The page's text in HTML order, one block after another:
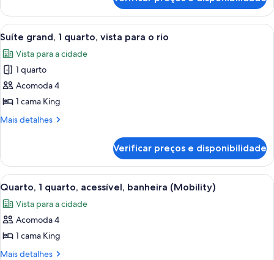
King
e
sofá-
cama,
sacada,
vista
para
o
rio
1
cama
King
sofá-
cama,
sacada,
vista
para
rio
Carrega
todas
as
fotos
de
Suíte
grand,
vista
para
o
rio
Quarto de hotel com cama, sofá,
6
Suíte grand, 1 quarto, vista para o rio
Vista para a cidade
1 quarto
Acomoda 4
1 cama King
Mais detalhes
Mais
grand,
quarto,
para
o
Verificar preços e disponibilidade
Carrega
todas
as
fotos
de
Quarto,
Quarto de hotel com uma cama
6
Quarto, 1 quarto, acessível, banheira (Mobility)
Vista para a cidade
Acomoda 4
1 cama King
Mais detalhes
Mais